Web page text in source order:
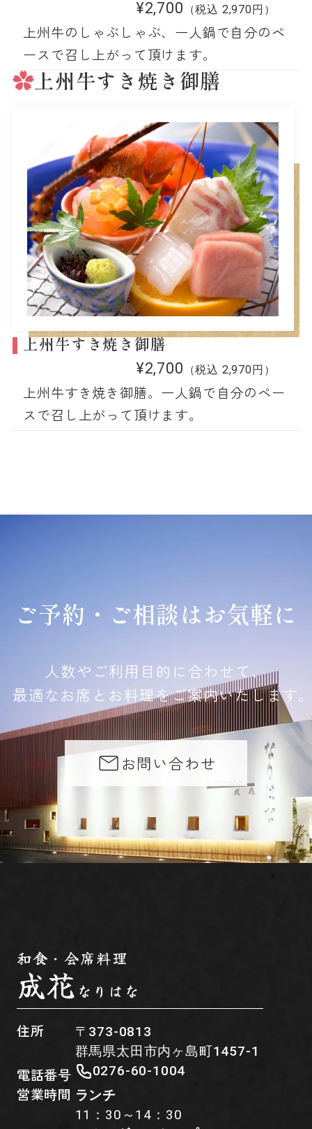
¥2,700 （税込 2,970円）
上州牛のしゃぶしゃぶ、一人鍋で自分のペ
ースで召し上がって頂けます。
上州牛すき焼き御膳
上州牛すき焼き御膳
¥2,700 （税込 2,970円）
上州牛すき焼き御膳。一人鍋で自分のペー
スで召し上がって頂けます。
ご予約・ご相談はお気軽に
人数やご利用目的に合わせて、
最適なお席とお料理をご案内いたします
お問い合わせ
和食・会席料理
成花 なりはな
住所
〒373-0813
群馬県太田市内ヶ島町1457-1
電話番号 0276-60-1004
営業時間 ランチ
11：30～14：30